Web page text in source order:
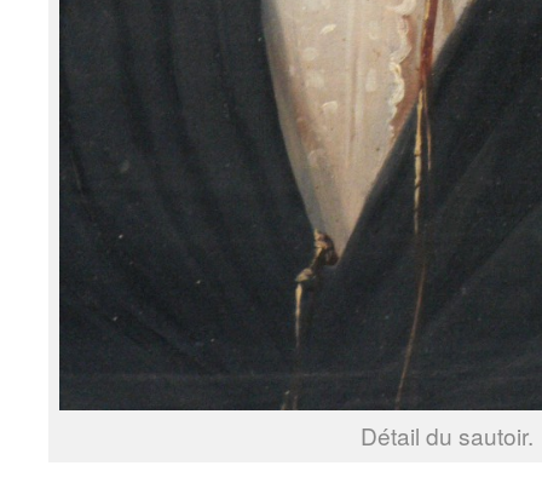
Détail du sautoir.